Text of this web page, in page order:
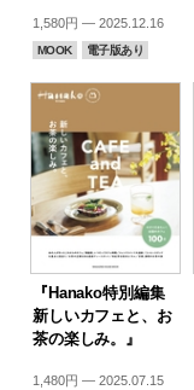
1,580円 — 2025.12.16
MOOK 電子版あり
『Hanako特別編集
新しいカフェと、お
茶の楽しみ。』
1,480円 — 2025.07.15